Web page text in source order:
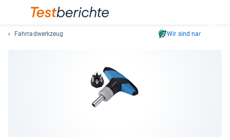
Fahrradwerkzeug Wir sind nachhaltig